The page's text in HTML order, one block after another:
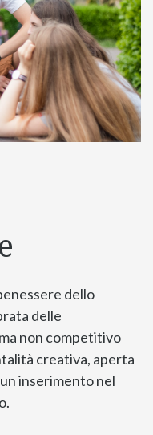
dello
delle
non competitivo
creativa, aperta
inserimento nel